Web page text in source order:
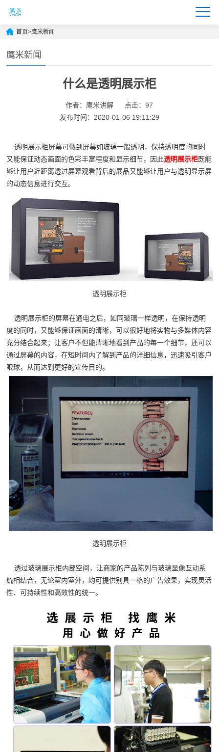
首页>鹰米新闻
鹰米新闻
什么是透明展示柜
作者：鹰米讲解
点击：97
发布时间：2020-01-06 19:11:29
透明展示柜屏幕可做到屏幕如玻璃一般透明，保持透明度的同时
又能保证动态画面的色彩丰富程度和显示细节，因此透明展示柜既能
够让用户近距离透过屏幕观看背后的展品又能够让用户与透明显示屏
的动态信息进行交互。
透明展示柜
透明展示柜的屏幕在通电之后，如同玻璃一样透明，在保持透明
度的同时，又能够保证画面的清晰，可以很好地将实物与多媒体内容
充分结合起来；让客户不但能清晰地看到产品的每一个细节，还可以
通过屏幕的内容，在短时间内了解到产品的详细信息，迅速吸引客户
眼球，从而达到更好的宣传目的。
透明展示柜
透过玻璃展示柜内部空间，让商家的产品陈列与玻璃显像互动系
统相结合，无论室内室外，均可提供别具一格的广告效果，实现灵活
性、可持续性和高效性的统一。